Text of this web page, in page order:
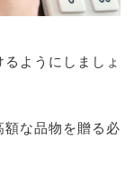
ようにしましょ
な品物を贈る必